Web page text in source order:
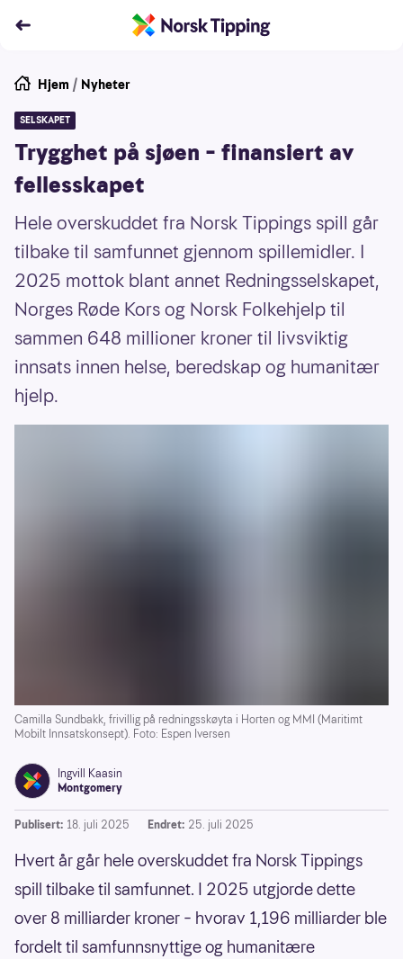
Hjem / Nyheter
SELSKAPET
Trygghet på sjøen – finansiert av
fellesskapet
Hele overskuddet fra Norsk Tippings spill går
tilbake til samfunnet gjennom spillemidler. I
2025 mottok blant annet Redningsselskapet,
Norges Røde Kors og Norsk Folkehjelp til
sammen 648 millioner kroner til livsviktig
innsats innen helse, beredskap og humanitær
hjelp.
Camilla Sundbakk, frivillig på redningsskøyta i Horten og MMI (Maritimt
Mobilt Innsatskonsept). Foto: Espen Iversen
Ingvill Kaasin
Montgomery
Publisert: 18. juli 2025 Endret: 25. juli 2025
Hvert år går hele overskuddet fra Norsk Tippings
spill tilbake til samfunnet. I 2025 utgjorde dette
over 8 milliarder kroner – hvorav 1,196 milliarder ble
fordelt til samfunnsnyttige og humanitære